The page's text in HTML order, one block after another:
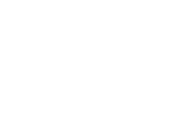
-[中财网]
_华律网
,国
_财经_